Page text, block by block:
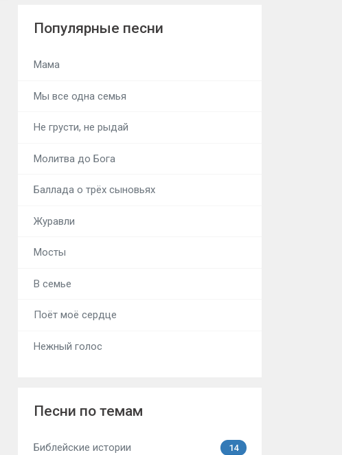
Популярные песни
Мама
Мы все одна семья
Не грусти, не рыдай
Молитва до Бога
Баллада о трёх сыновьях
Журавли
Мосты
В семье
Поёт моё сердце
Нежный голос
Песни по темам
Библейские истории 14